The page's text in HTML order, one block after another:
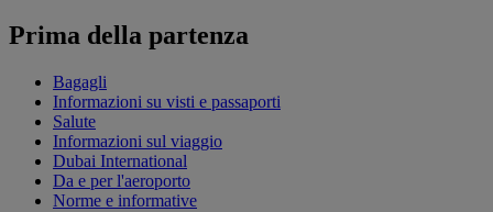
Prima della partenza
Bagagli
Informazioni su visti e passaporti
Salute
Informazioni sul viaggio
Dubai International
Da e per l'aeroporto
Norme e informative